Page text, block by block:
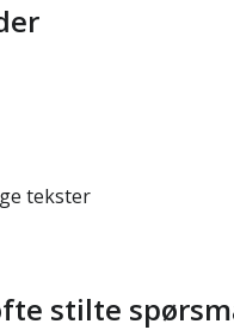
tekster
stilte